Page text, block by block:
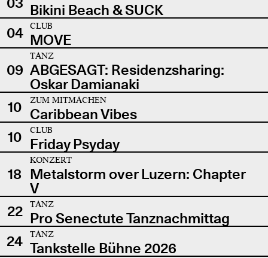
Bikini Beach & SUCK
04
CLUB
MOVE
09
TANZ
ABGESAGT: Residenzsharing:
Oskar Damianaki
10
ZUM MITMACHEN
Caribbean Vibes
10
CLUB
Friday Psyday
18
KONZERT
Metalstorm over Luzern: Chapter
V
22
TANZ
Pro Senectute Tanznachmittag
24
TANZ
Tankstelle Bühne 2026